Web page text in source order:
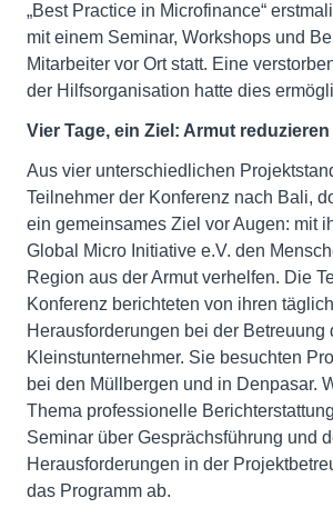
„Best Practice in Microfinance“
mit einem Seminar, Workshops und
Mitarbeiter vor Ort statt. Eine
der Hilfsorganisation hatte dies
Vier Tage, ein Ziel: Armut reduzieren
Aus vier unterschiedlichen
Teilnehmer der Konferenz nach Bali,
ein gemeinsames Ziel vor Augen: mit
Global Micro Initiative e.V. den
Region aus der Armut verhelfen. Die
Konferenz berichteten von ihren
Herausforderungen bei der Betreuung
Kleinstunternehmer. Sie besuchten
bei den Müllbergen und in Denpasar.
Thema professionelle
Seminar über Gesprächsführung und
Herausforderungen in der
das Programm ab.